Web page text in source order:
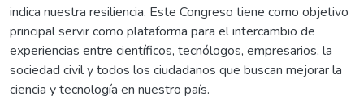
indica nuestra resiliencia. Este Congreso tiene como objetivo
principal servir como plataforma para el intercambio de
experiencias entre científicos, tecnólogos, empresarios, la
sociedad civil y todos los ciudadanos que buscan mejorar la
ciencia y tecnología en nuestro país.